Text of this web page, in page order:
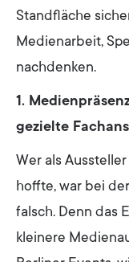
Standfläche
Medienarbeit,
nachdenken.
1.
gezielte
Wer als
hoffte, war bei
falsch. Denn das
kleinere